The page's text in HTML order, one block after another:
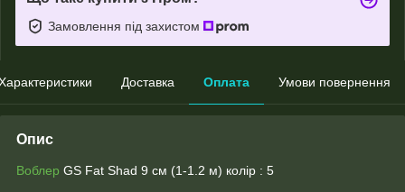
Замовлення під захистом
Доставка Оплата Умови повернення
Опис
Воблер GS Fat Shad 9 см (1-1.2 м) колір : 5